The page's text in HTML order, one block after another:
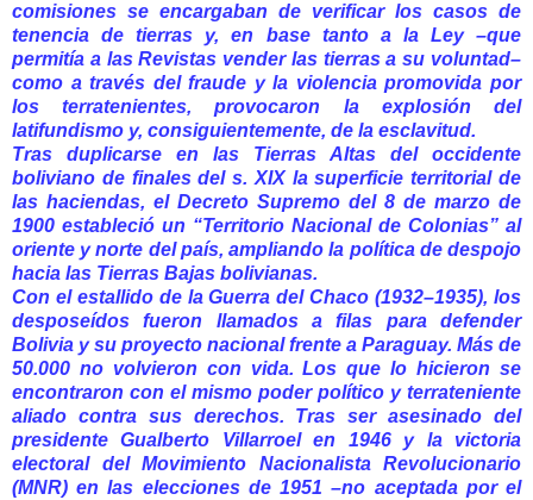
comisiones se encargaban de verificar los casos de
tenencia de tierras y, en base tanto a la Ley –que
permitía a las Revistas vender las tierras a su voluntad–
como a través del fraude y la violencia promovida por
los terratenientes, provocaron la explosión del
latifundismo y, consiguientemente, de la esclavitud.
Tras duplicarse en las Tierras Altas del occidente
boliviano de finales del s. XIX la superficie territorial de
las haciendas, el Decreto Supremo del 8 de marzo de
1900 estableció un “Territorio Nacional de Colonias” al
oriente y norte del país, ampliando la política de despojo
hacia las Tierras Bajas bolivianas.
Con el estallido de la Guerra del Chaco (1932–1935), los
desposeídos fueron llamados a filas para defender
Bolivia y su proyecto nacional frente a Paraguay. Más de
50.000 no volvieron con vida. Los que lo hicieron se
encontraron con el mismo poder político y terrateniente
aliado contra sus derechos. Tras ser asesinado del
presidente Gualberto Villarroel en 1946 y la victoria
electoral del Movimiento Nacionalista Revolucionario
(MNR) en las elecciones de 1951 –no aceptada por el